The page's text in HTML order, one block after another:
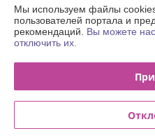
Контакты
Доставка и оплата
Полная версия сайта
Мы используем файлы
пользователей портала и
рекомендаций. Вы можете
отключить их.